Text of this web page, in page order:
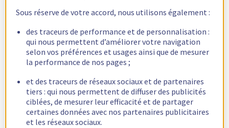
Sous réserve de votre accord, nous utilisons également :
des traceurs de performance et de personnalisation :
qui nous permettent d’améliorer votre navigation
selon vos préférences et usages ainsi que de mesurer
la performance de nos pages ;
et des traceurs de réseaux sociaux et de partenaires
tiers : qui nous permettent de diffuser des publicités
ciblées, de mesurer leur efficacité et de partager
certaines données avec nos partenaires publicitaires
et les réseaux sociaux.